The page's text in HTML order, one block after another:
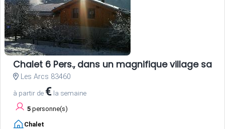
Chalet 6 Pers., dans un magnifique village
Les Arcs 83460
à partir de € la semaine
5 personne(s)
Chalet